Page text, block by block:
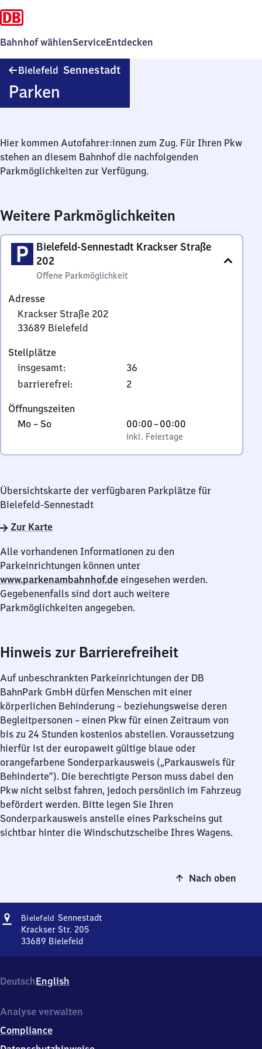
Bahnhof wählenServiceEntdecken
Bielefeld Sennestadt
Parken
Hier kommen Autofahrer:innen zum Zug. Für Ihren Pkw
stehen an diesem Bahnhof die nachfolgenden
Parkmöglichkeiten zur Verfügung.
Weitere Parkmöglichkeiten
Bielefeld-Sennestadt Krackser Straße
202
Offene Parkmöglichkeit
Adresse
Krackser Straße 202
33689 Bielefeld
Straße
202,
3
6
8
Bielefeld
Stellplätze
insgesamt:
36
barrierefrei: 2
Öffnungszeiten
Montag
Sonntag
Mo – So,
00:00–00:00
Von
0
Uhr
Uhr
inkl. Feiertage
Übersichtskarte der verfügbaren Parkplätze für
Bielefeld-Sennestadt
Zur Karte
Alle vorhandenen Informationen zu den
Parkeinrichtungen können unter
www.parkenambahnhof.de eingesehen werden.
Gegebenenfalls sind dort auch weitere
Parkmöglichkeiten angegeben.
Hinweis zur Barrierefreiheit
Auf unbeschrankten Parkeinrichtungen der DB
BahnPark GmbH dürfen Menschen mit einer
körperlichen Behinderung – beziehungsweise deren
Begleitpersonen – einen Pkw für einen Zeitraum von
bis zu 24 Stunden kostenlos abstellen. Voraussetzung
hierfür ist der europaweit gültige blaue oder
orangefarbene Sonderparkausweis („Parkausweis für
Behinderte“). Die berechtigte Person muss dabei den
Pkw nicht selbst fahren, jedoch persönlich im Fahrzeug
befördert werden. Bitte legen Sie Ihren
Sonderparkausweis anstelle eines Parkscheins gut
sichtbar hinter die Windschutzscheibe Ihres Wagens.
Nach oben
Adresse
Bielefeld Sennestadt
Krackser Str. 205
33689 Bielefeld
Krackser
Str.
3
6
8
DeutschEnglish
Analyse verwalten
Compliance